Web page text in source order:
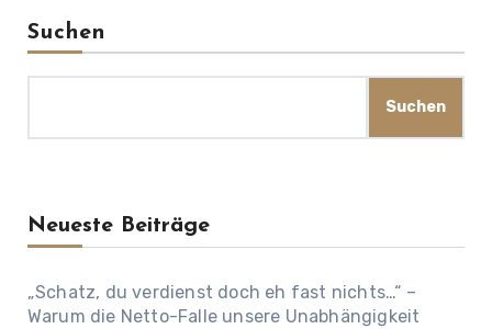
Suchen
Suchen
Neueste Beiträge
„Schatz, du verdienst doch eh fast nichts…“ –
Warum die Netto-Falle unsere Unabhängigkeit